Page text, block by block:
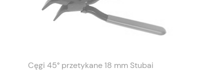
Cęgi 45° przetykane 18 mm Stubai